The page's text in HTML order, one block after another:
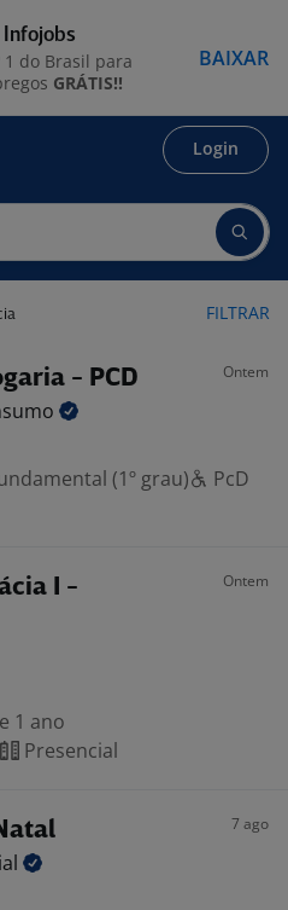
Login
FILTRAR
- PCD Ontem
(1º grau)
PcD
I -
Ontem
1 ano
Presencial
7 ago
1 do Brasil para
GRÁTIS!!
BAIXAR